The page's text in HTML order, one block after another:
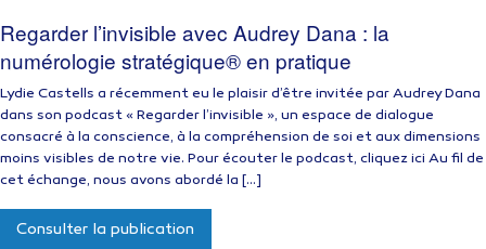
Regarder l’invisible avec Audrey Dana : la
numérologie stratégique® en pratique
Lydie Castells a récemment eu le plaisir d’être invitée par Audrey Dana
dans son podcast « Regarder l’invisible », un espace de dialogue
consacré à la conscience, à la compréhension de soi et aux dimensions
moins visibles de notre vie. Pour écouter le podcast, cliquez ici Au fil de
cet échange, nous avons abordé la […]
Consulter la publication